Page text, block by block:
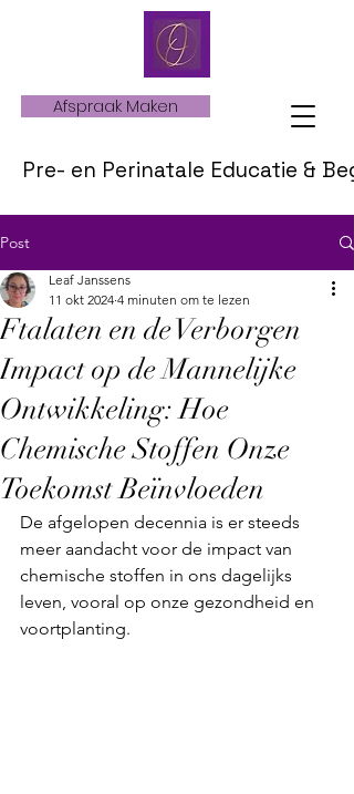
Afspraak Maken
Pre- en Perinatale Educatie &
Post
Ftalaten en de Verborgen
Impact op de Mannelijke
Ontwikkeling: Hoe
Chemische Stoffen Onze
Toekomst Beïnvloeden
Leaf Janssens
11 okt 2024 4 minuten om te lezen
De afgelopen decennia is er steeds
meer aandacht voor de impact van
chemische stoffen in ons dagelijks
leven, vooral op onze gezondheid en
voortplanting.